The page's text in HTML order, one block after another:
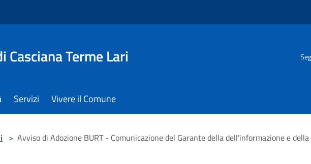
Casciana Terme Lari
Servizi Vivere il Comune
> Avviso di Adozione BURT - Comunicazione del Garante della dell'informazione e